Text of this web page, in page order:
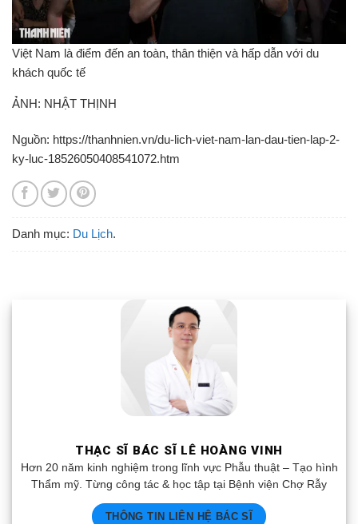
Việt Nam là điểm đến an toàn, thân thiện và hấp dẫn với du
khách quốc tế
ẢNH: NHẬT THỊNH
Nguồn: https://thanhnien.vn/du-lich-viet-nam-lan-dau-tien-lap-2-
ky-luc-18526050408541072.htm
Danh mục: Du Lịch.
THẠC SĨ BÁC SĨ LÊ HOÀNG VINH
Hơn 20 năm kinh nghiệm trong lĩnh vực Phẫu thuật – Tạo hình
Thẩm mỹ. Từng công tác & học tập tại Bệnh viện Chợ Rẫy
THÔNG TIN LIÊN HỆ BÁC SĨ